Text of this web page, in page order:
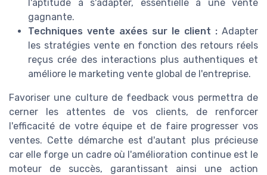
l'aptitude à s'adapter, essentielle à une vente
gagnante.
Techniques vente axées sur le client : Adapter
les stratégies vente en fonction des retours réels
reçus crée des interactions plus authentiques et
améliore le marketing vente global de l'entreprise.
Favoriser une culture de feedback vous permettra de
cerner les attentes de vos clients, de renforcer
l'efficacité de votre équipe et de faire progresser vos
ventes. Cette démarche est d'autant plus précieuse
car elle forge un cadre où l'amélioration continue est le
moteur de succès, garantissant ainsi une action